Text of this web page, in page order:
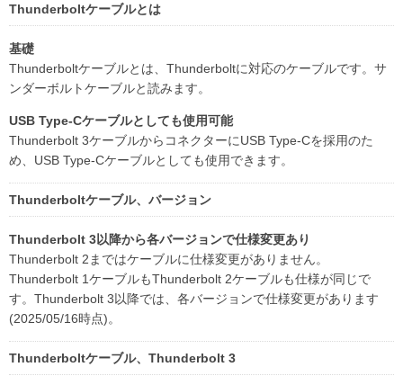
Thunderboltケーブルとは
基礎
Thunderboltケーブルとは、Thunderboltに対応のケーブルです。サ
ンダーボルトケーブルと読みます。
USB Type-Cケーブルとしても使用可能
Thunderbolt 3ケーブルからコネクターにUSB Type-Cを採用のた
め、USB Type-Cケーブルとしても使用できます。
Thunderboltケーブル、バージョン
Thunderbolt 3以降から各バージョンで仕様変更あり
Thunderbolt 2まではケーブルに仕様変更がありません。
Thunderbolt 1ケーブルもThunderbolt 2ケーブルも仕様が同じで
す。Thunderbolt 3以降では、各バージョンで仕様変更があります
(2025/05/16時点)。
Thunderboltケーブル、Thunderbolt 3